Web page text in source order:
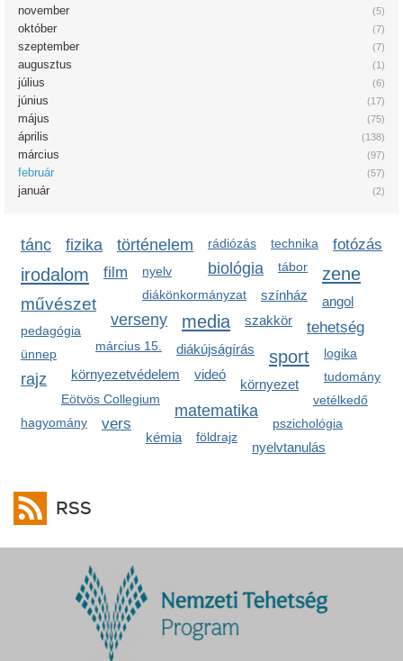
(5)
november
(7)
október
(7)
szeptember
(1)
augusztus
(6)
július
(17)
június
(75)
május
(138)
április
(97)
március
(57)
február
(2)
január
tánc fizika történelem rádiózás technika fotózás
biológia tábor zene
irodalom film
diákönkormányzat színház
művészet angol
verseny media szakkör tehetség
pedagógia
március 15.
diákújságírás
nyelv
sport logika
ünnep
környezetvédelem videó tudomány
környezet
rajz
Eötvös Collegium vetélkedő
matematika
hagyomány vers pszichológia
kémia földrajz
nyelvtanulás
RSS